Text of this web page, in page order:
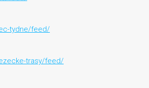
tydne/feed/
trasy/feed/